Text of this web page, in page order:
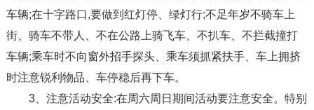
车辆;在十字路口,要做到红灯停、绿灯行;不足年岁不骑车上
街、骑车不带人、不在公路上骑飞车、不扒车、不拦截撞打
车辆;乘车时不向窗外招手探头、乘车须抓紧扶手、车上拥挤
时注意锐利物品、车停稳后再下车。
3、注意活动安全:在周六周日期间活动要注意安全。特别